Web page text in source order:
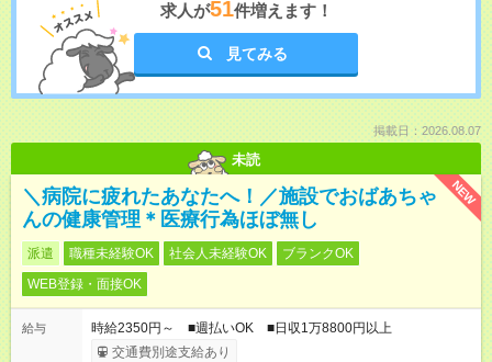
求人が51件増えます！
見てみる
掲載日：2026.08.07
未読
NEW
＼病院に疲れたあなたへ！／施設でおばあちゃ
んの健康管理＊医療行為ほぼ無し
派遣 職種未経験OK 社会人未経験OK
ブランクOK
WEB登録・面接OK
給与
時給2350円～ ■週払いOK ■日収1万8800円以上
交通費別途支給あり